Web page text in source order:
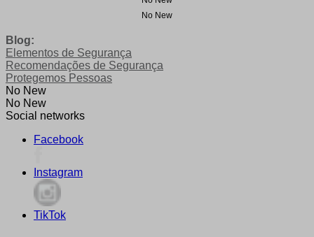
No New
Blog:
Elementos de Segurança
Recomendações de Segurança
Protegemos Pessoas
No New
No New
Social networks
Facebook
Instagram
TikTok